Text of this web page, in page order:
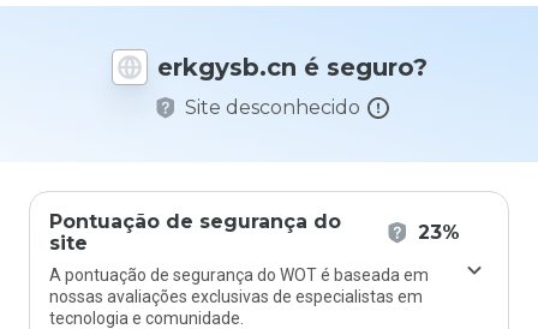
erkgysb.cn é seguro?
Site desconhecido
Pontuação de segurança do
site
23%
A pontuação de segurança do WOT é baseada em
nossas avaliações exclusivas de especialistas em
tecnologia e comunidade.